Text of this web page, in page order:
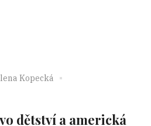
Kopecká
dětství a americká